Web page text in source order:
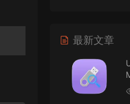
AIO = All In One
来源：
DaVinci
v21.0.3 AIO 达芬奇
最新文章